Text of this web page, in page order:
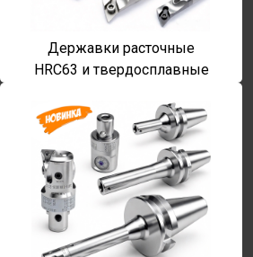
Державки расточные
HRC63 и твердосплавные